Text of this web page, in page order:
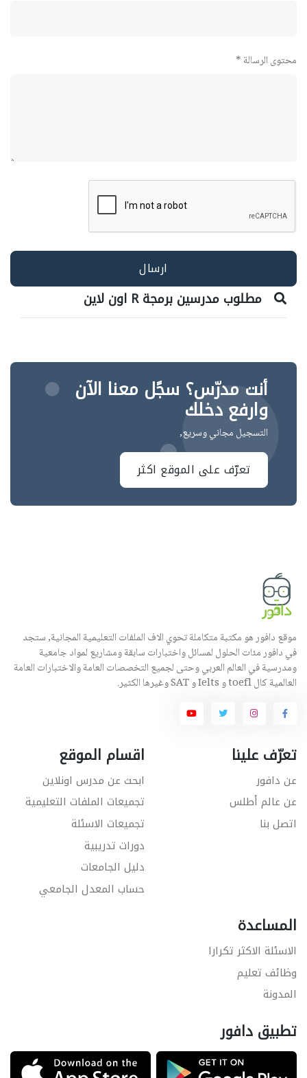
محتوى الرسالة *
مطلوب مدرسين برمجة R اون لاين
أنت مدرّس؟ سجًل معنا الآن
وارفع دخلك
التسجيل مجاني وسريع,
تعرّف على الموقع اكثر
موقع دافور هو مكتبة متكاملة تحوي الاف الملفات التعليمية المجانية, ستجد
في دافور مئات الحلول لمسائل واختبارات سابقة ومشاريع لمواد جامعية
ومدرسية في العالم العربي وحتى لجميع التخصصات العامة والاختبارات العامة
العالمية كال toefl و Ielts و SAT وغيرها الكثير.
تعرّف علينا
عن دافور
عن عالم أطلس
اتصل بنا
اقسام الموقع
ابحث عن مدرس اونلاين
تجميعات الملفات التعليمية
تجميعات الاسئلة
دورات تدريبية
دليل الجامعات
حساب المعدل الجامعي
المساعدة
الاسئلة الاكثر تكرارا
وظائف تعليم
المدونة
تطبيق دافور